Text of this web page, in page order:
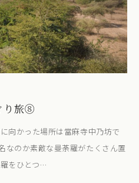
り旅⑧
向かった場所は當麻寺中乃坊で
なのか素敵な曼荼羅がたくさん置
をひとつ…